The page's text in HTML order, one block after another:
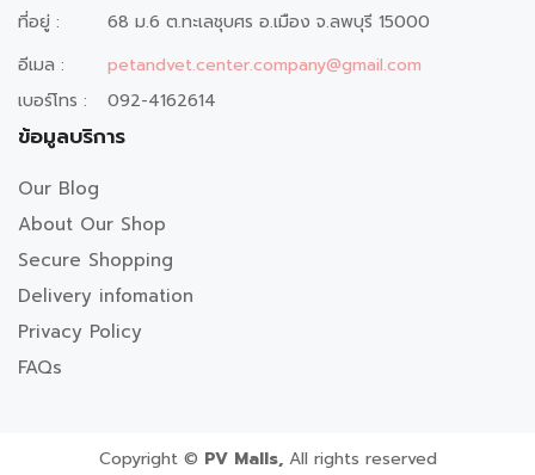
ที่อยู่ :
68 ม.6 ต.ทะเลชุบศร อ.เมือง จ.ลพบุรี 15000
อีเมล :
petandvet.center.company@gmail.com
เบอร์โทร :
092-4162614
ข้อมูลบริการ
Our Blog
About Our Shop
Secure Shopping
Delivery infomation
Privacy Policy
FAQs
Copyright © PV Malls,All rights reserved